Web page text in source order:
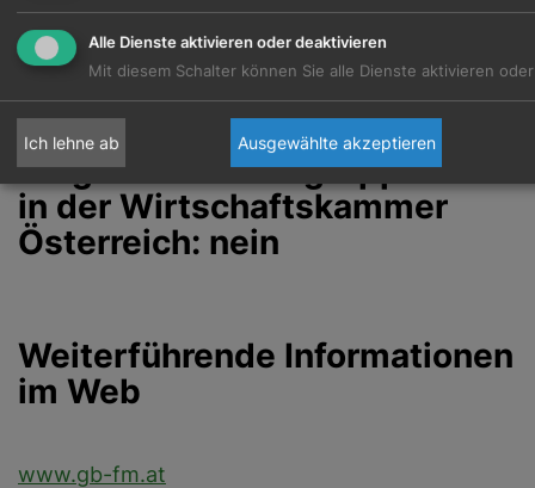
Gemeinsam schaffen wir echten Mehrwert – für
Ihre Mandanten und Ihre Kanzlei.
Mitglied der Fachgruppe UBIT
in der Wirtschaftskammer
Österreich: nein
Weiterführende Informationen
im Web
www.gb-fm.at
Alle Dienste aktivieren oder deaktivieren
Mit diesem Schalter können Sie alle Dienste aktivieren
Ich lehne ab Ausgewählte akzeptieren